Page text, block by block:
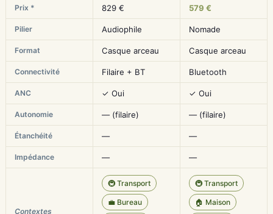
Prix * 829 € 579 €
Pilier Audiophile Nomade
Format Casque arceau Casque arceau
Connectivité Filaire + BT Bluetooth
ANC ✓ Oui ✓ Oui
Autonomie — (filaire) — (filaire)
Étanchéité — —
Impédance — —
Contextes
🚇 Transport
💼 Bureau
🚇 Transport
🏠 Maison